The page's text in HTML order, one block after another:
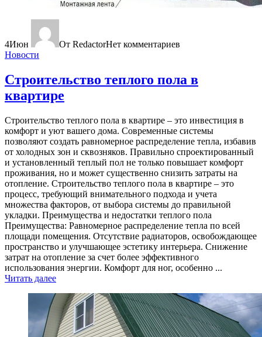
4Июн От RedactorНет комментариев
Новости
Строительство теплого пола в
квартире
Строительство теплого пола в квартире – это инвестиция в
комфорт и уют вашего дома. Современные системы
позволяют создать равномерное распределение тепла, избавив
от холодных зон и сквозняков. Правильно спроектированный
и установленный теплый пол не только повышает комфорт
проживания, но и может существенно снизить затраты на
отопление. Строительство теплого пола в квартире – это
процесс, требующий внимательного подхода и учета
множества факторов, от выбора системы до правильной
укладки. Преимущества и недостатки теплого пола
Преимущества: Равномерное распределение тепла по всей
площади помещения. Отсутствие радиаторов, освобождающее
пространство и улучшающее эстетику интерьера. Снижение
затрат на отопление за счет более эффективного
использования энергии. Комфорт для ног, особенно ...
Читать далее